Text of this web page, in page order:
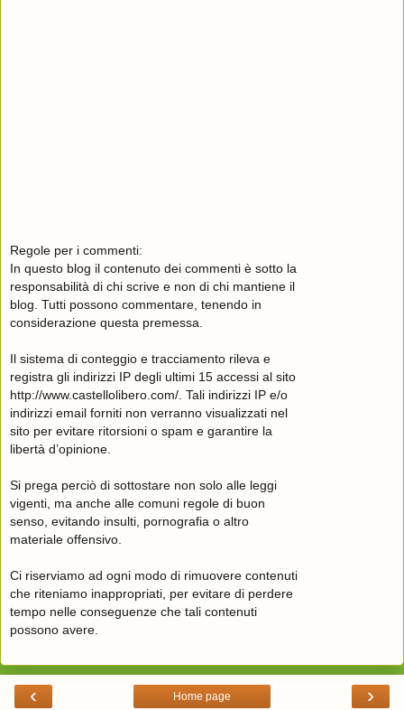
Regole per i commenti:
In questo blog il contenuto dei commenti è sotto la
responsabilità di chi scrive e non di chi mantiene il
blog. Tutti possono commentare, tenendo in
considerazione questa premessa.
Il sistema di conteggio e tracciamento rileva e
registra gli indirizzi IP degli ultimi 15 accessi al sito
http://www.castellolibero.com/. Tali indirizzi IP e/o
indirizzi email forniti non verranno visualizzati nel
sito per evitare ritorsioni o spam e garantire la
libertà d’opinione.
Si prega perciò di sottostare non solo alle leggi
vigenti, ma anche alle comuni regole di buon
senso, evitando insulti, pornografia o altro
materiale offensivo.
Ci riserviamo ad ogni modo di rimuovere contenuti
che riteniamo inappropriati, per evitare di perdere
tempo nelle conseguenze che tali contenuti
possono avere.
‹ ›
Home page